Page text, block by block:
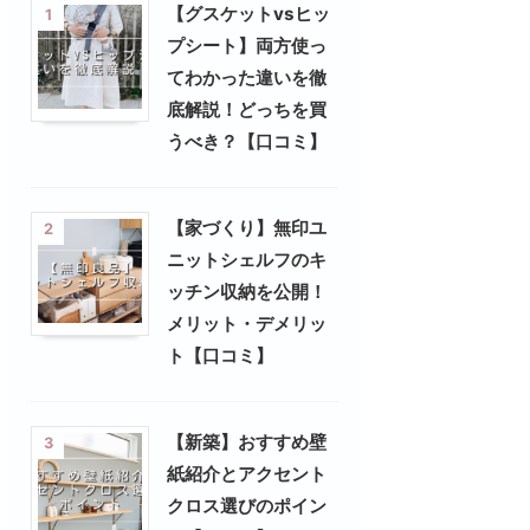
1
【グスケットvsヒッ
プシート】両方使っ
てわかった違いを徹
底解説！どっちを買
うべき？【口コミ】
2
【家づくり】無印ユ
ニットシェルフのキ
ッチン収納を公開！
メリット・デメリッ
ト【口コミ】
3
【新築】おすすめ壁
紙紹介とアクセント
クロス選びのポイン